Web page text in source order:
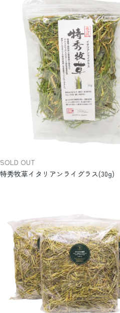
SOLD OUT
特秀牧草イタリアンライグラス(30g)